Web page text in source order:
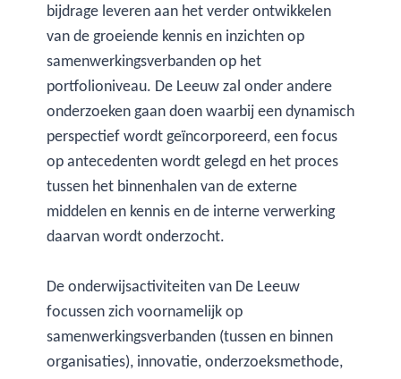
bijdrage leveren aan het verder ontwikkelen
van de groeiende kennis en inzichten op
samenwerkingsverbanden op het
portfolioniveau. De Leeuw zal onder andere
onderzoeken gaan doen waarbij een dynamisch
perspectief wordt geïncorporeerd, een focus
op antecedenten wordt gelegd en het proces
tussen het binnenhalen van de externe
middelen en kennis en de interne verwerking
daarvan wordt onderzocht.
De onderwijsactiviteiten van De Leeuw
focussen zich voornamelijk op
samenwerkingsverbanden (tussen en binnen
organisaties), innovatie, onderzoeksmethode,